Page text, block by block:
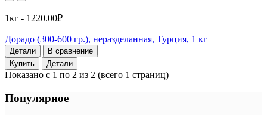
1кг - 1220.00₽
Дорадо (300-600 гр.), неразделанная, Турция, 1 кг
Детали
В сравнение
Купить
Детали
Показано с 1 по 2 из 2 (всего 1 страниц)
Популярное